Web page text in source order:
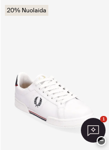
20% Nuolaida
1
−